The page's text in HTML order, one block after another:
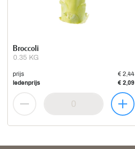
0.35 KG
Broccoli
prijs
€ 2,44
ledenprijs
€ 2,09